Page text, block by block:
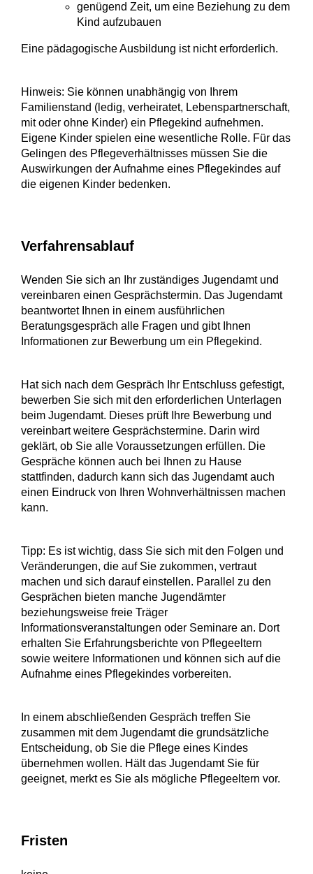
genügend Zeit, um eine Beziehung zu dem
Kind aufzubauen
Eine pädagogische Ausbildung ist nicht erforderlich.
Hinweis: Sie können unabhängig von Ihrem
Familienstand (ledig, verheiratet, Lebenspartnerschaft,
mit oder ohne Kinder) ein Pflegekind aufnehmen.
Eigene Kinder spielen eine wesentliche Rolle. Für das
Gelingen des Pflegeverhältnisses müssen Sie die
Auswirkungen der Aufnahme eines Pflegekindes auf
die eigenen Kinder bedenken.
Verfahrensablauf
Wenden Sie sich an Ihr zuständiges Jugendamt und
vereinbaren einen Gesprächstermin. Das Jugendamt
beantwortet Ihnen in einem ausführlichen
Beratungsgespräch alle Fragen und gibt Ihnen
Informationen zur Bewerbung um ein Pflegekind.
Hat sich nach dem Gespräch Ihr Entschluss gefestigt,
bewerben Sie sich mit den erforderlichen Unterlagen
beim Jugendamt. Dieses prüft Ihre Bewerbung und
vereinbart weitere Gesprächstermine. Darin wird
geklärt, ob Sie alle Voraussetzungen erfüllen. Die
Gespräche können auch bei Ihnen zu Hause
stattfinden, dadurch kann sich das Jugendamt auch
einen Eindruck von Ihren Wohnverhältnissen machen
kann.
Tipp: Es ist wichtig, dass Sie sich mit den Folgen und
Veränderungen, die auf Sie zukommen, vertraut
machen und sich darauf einstellen. Parallel zu den
Gesprächen bieten manche Jugendämter
beziehungsweise freie Träger
Informationsveranstaltungen oder Seminare an. Dort
erhalten Sie Erfahrungsberichte von Pflegeeltern
sowie weitere Informationen und können sich auf die
Aufnahme eines Pflegekindes vorbereiten.
In einem abschließenden Gespräch treffen Sie
zusammen mit dem Jugendamt die grundsätzliche
Entscheidung, ob Sie die Pflege eines Kindes
übernehmen wollen. Hält das Jugendamt Sie für
geeignet, merkt es Sie als mögliche Pflegeeltern vor.
Fristen